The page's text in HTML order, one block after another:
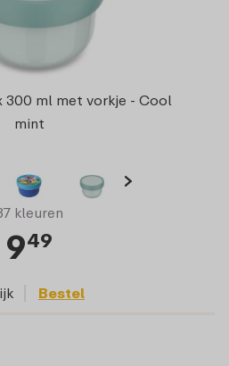
ml met vorkje - Cool
mint
kleuren
949
Bestel